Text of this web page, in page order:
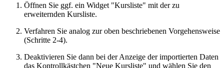
Öffnen Sie ggf. ein Widget "Kursliste" mit der zu
erweiternden Kursliste.
Verfahren Sie analog zur oben beschriebenen Vorgehensweise
(Schritte 2-4).
Deaktivieren Sie dann bei der Anzeige der importierten Daten
das Kontrollkästchen "Neue Kursliste" und wählen Sie den